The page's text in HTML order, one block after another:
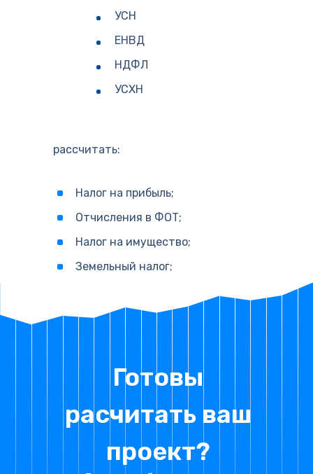
УСН
ЕНВД
НДФЛ
УСХН
рассчитать:
Налог на прибыль;
Отчисления в ФОТ;
Налог на имущество;
Земельный налог;
Готовы
расчитать ваш
проект?